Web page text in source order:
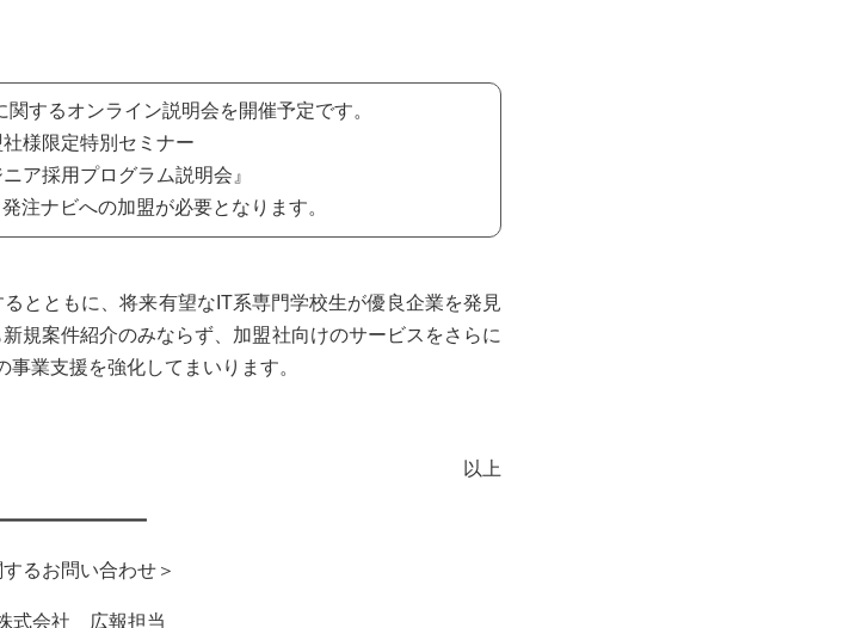
するオンライン説明会を開催予定です。
様限定特別セミナー
ア採用プログラム説明会』
注ナビへの加盟が必要となります。
とともに、将来有望なIT系専門学校生が優良企業を発見
規案件紹介のみならず、加盟社向けのサービスをさらに
業支援を強化してまいります。
以上
るお問い合わせ＞
式会社 広報担当